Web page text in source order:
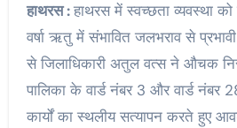
हाथरस :हाथरस में स्वच्छता व्यवस्था
वर्षा ऋतु में संभावित जलभराव से
से जिलाधिकारी अतुल वत्स ने औचक
पालिका के वार्ड नंबर 3 और वार्ड नंबर
कार्यों का स्थलीय सत्यापन करते हुए